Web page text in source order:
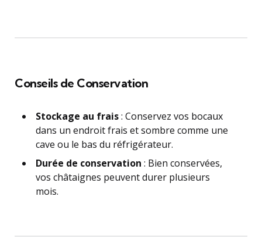
Conseils de Conservation
Stockage au frais: Conservez vos bocaux
dans un endroit frais et sombre comme une
cave ou le bas du réfrigérateur.
Durée de conservation : Bien conservées,
vos châtaignes peuvent durer plusieurs
mois.